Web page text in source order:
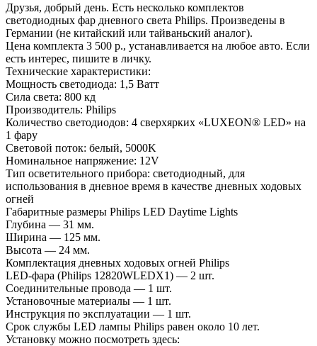
Друзья, добрый день. Есть несколько комплектов
светодиодных фар дневного света Philips. Произведены в
Германии (не китайский или тайваньский аналог).
Цена комплекта 3 500 р., устанавливается на любое авто. Если
есть интерес, пишите в личку.
Технические характеристики:
Мощность светодиода: 1,5 Ватт
Сила света: 800 кд
Производитель: Philips
Количество светодиодов: 4 сверхярких «LUXEON® LED» на
1 фару
Световой поток: белый, 5000K
Номинальное напряжение: 12V
Тип осветительного прибора: светодиодный, для
использования в дневное время в качестве дневных ходовых
огней
Габаритные размеры Philips LED Daytime Lights
Глубина — 31 мм.
Ширина — 125 мм.
Высота — 24 мм.
Комплектация дневных ходовых огней Philips
LED-фара (Philips 12820WLEDX1) — 2 шт.
Соединительные провода — 1 шт.
Установочные материалы — 1 шт.
Инструкция по эксплуатации — 1 шт.
Срок службы LED лампы Philips равен около 10 лет.
Установку можно посмотреть здесь: